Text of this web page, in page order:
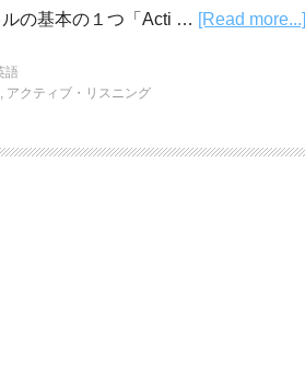
の基本の１つ「Acti … [Read more...]
語
, アクティブ・リスニング